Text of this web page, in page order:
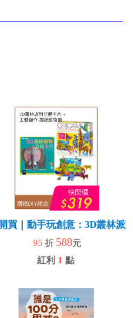
買｜動手玩創意：3D叢林派
95 折 588元
紅利 1 點